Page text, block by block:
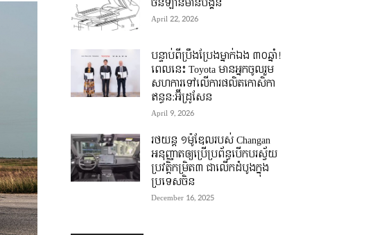
April 22, 2026
បន្ទាប់ពីប្រឹងប្រែងម្នាក់ឯង ៣០ឆ្នាំ! ​
ពេលនេះ Toyota មានអ្នកចូលរួម
សហការទៅលើការផលិតកោសិកា
ឥន្ធន:អ៊ីដ្រូសែន
April 9, 2026
រថយន្ត ១ម៉ូឌែលរបស់ Changan
អនុញ្ញាតឲ្យប្រើប្រព័ន្ធបើកបរស្វ័យ
ប្រវត្តិកម្រិត៣ ជាលើកដំបូងក្នុង
ប្រទេសចិន
December 16, 2025